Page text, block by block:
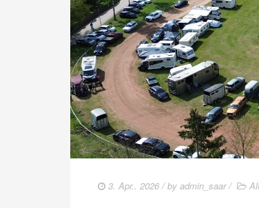
3. Apr.. 2026 / by admin_saar/